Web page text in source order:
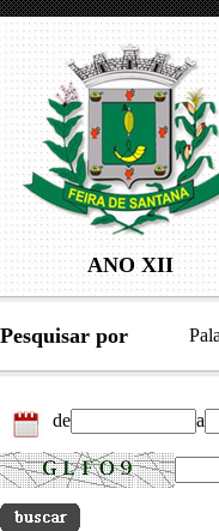
ANO XII
Pesquisar por
de a